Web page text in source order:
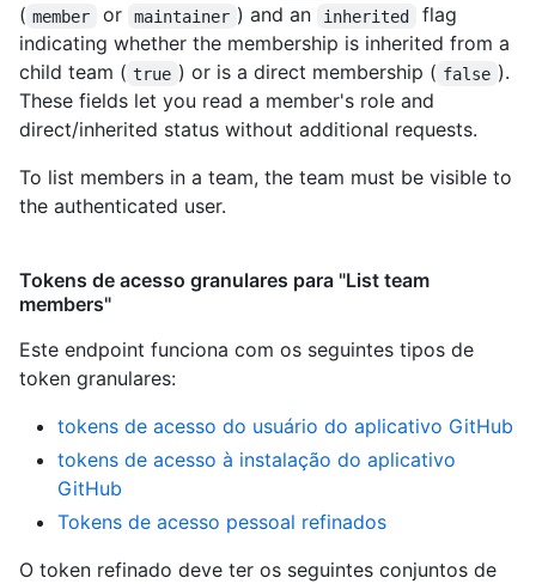
( member or maintainer ) and an inherited
flag
indicating whether the membership is inherited from a
child team ( true ) or is a direct membership ( false ).
These fields let you read a member's role and
direct/inherited status without additional requests.
To list members in a team, the team must be visible to
the authenticated user.
Tokens de acesso granulares para "List team
members"
Este endpoint funciona com os seguintes tipos de
token granulares:
tokens de acesso do usuário do aplicativo GitHub
tokens de acesso à instalação do aplicativo
GitHub
Tokens de acesso pessoal refinados
O token refinado deve ter os seguintes conjuntos de